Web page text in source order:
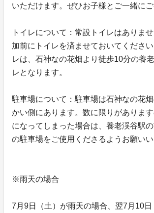
いただけます。ぜひお子様とご一緒にご
トイレについて：常設トイレはありま
加前にトイレを済ませておいてくださ
レは、石神なの花畑より徒歩10分の養
レとなります。
駐車場について：駐車場は石神なの花
かい側にあります。数に限りがありま
になってしまった場合は、養老渓谷駅
の駐車場をご使用くださるようお願いい
※雨天の場合
7月9日（土）が雨天の場合、翌7月10日